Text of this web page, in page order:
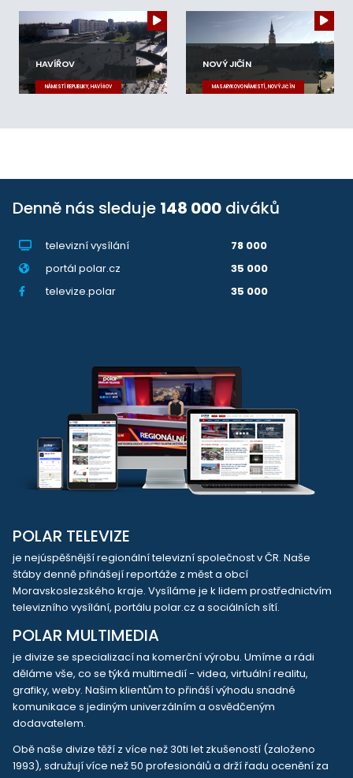
HAVÍŘOV
NÁMĚSTÍ REPUBLIKY, HAVÍŘOV
NOVÝ JIČÍN
MASARYKOVO NÁMĚSTÍ, NOVÝ JIČÍN
Denně nás sleduje 148 000 diváků
televizní vysílání
78 000
portál polar.cz
35 000
televize.polar
35 000
POLAR TELEVIZE
je nejúspěšnější regionální televizní společnost v ČR. Naše
štáby denně přinášejí reportáže z měst a obcí
Moravskoslezského kraje. Vysíláme je k lidem prostřednictvím
televizního vysílání, portálu polar.cz a sociálních sítí.
POLAR MULTIMEDIA
je divize se specializací na komerční výrobu. Umíme a rádi
děláme vše, co se týká multimedií - videa, virtuální realitu,
grafiky, weby. Našim klientům to přináší výhodu snadné
komunikace s jediným univerzálním a osvědčeným
dodavatelem.
Obě naše divize těží z více než 30ti let zkušeností (založeno
1993), sdružují více než 50 profesionálů a drží řadu ocenění za